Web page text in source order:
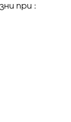
при :